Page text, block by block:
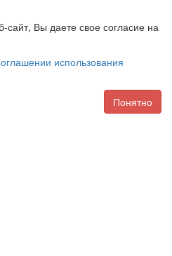
сайт, Вы даете свое согласие на
использования
Понятно